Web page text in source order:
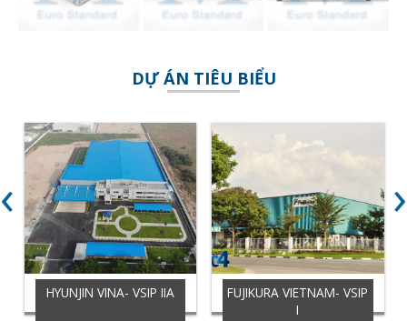
DỰ ÁN TIÊU BIỂU
HYUNJIN VINA- VSIP IIA
FUJIKURA VIETNAM- VSIP
I
‹ ›